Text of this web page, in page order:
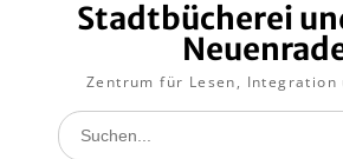
Stadtbücherei
Zentrum für Lesen, Integration
Search
for: